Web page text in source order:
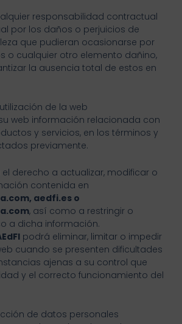
responsabilidad contractual
por los daños o perjuicios de
que pudieran ocasionarse por
o cualquier otro elemento dañino,
la ausencia total de estos en
de la web
web información relacionada con
y servicios, en los términos y
previamente.
el derecho a actualizar, modificar o
contenida en
aedfi.es o
, así como a restringir o
a dicha información.
podrá eliminar, limitar o impedir
cuando se presenten dificultades
ajenas a su control que
y el correcto funcionamiento del
de datos personales